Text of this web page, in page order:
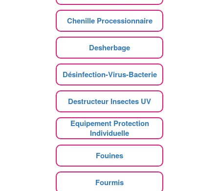
Chenille Processionnaire
Desherbage
Désinfection-Virus-Bacterie
Destructeur Insectes UV
Equipement Protection
Individuelle
Fouines
Fourmis